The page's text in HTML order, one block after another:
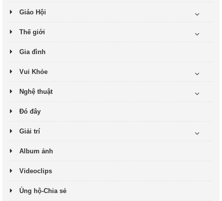
Giáo Hội
Thế giới
Gia đình
Vui Khỏe
Nghệ thuật
Đó đây
Giải trí
Album ảnh
Videoclips
Ủng hộ-Chia sẻ